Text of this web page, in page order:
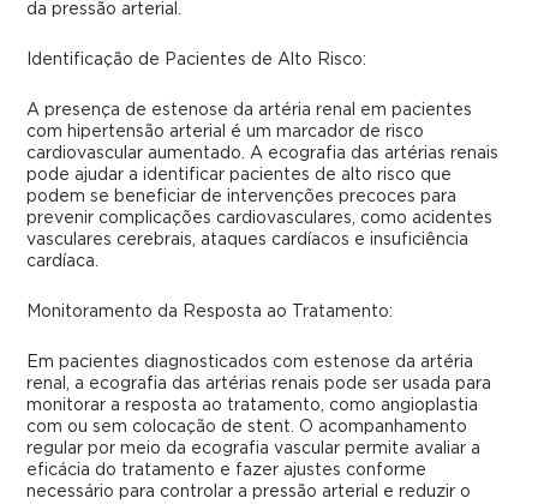
da pressão arterial.
Identificação de Pacientes de Alto Risco:
A presença de estenose da artéria renal em pacientes
com hipertensão arterial é um marcador de risco
cardiovascular aumentado. A ecografia das artérias renais
pode ajudar a identificar pacientes de alto risco que
podem se beneficiar de intervenções precoces para
prevenir complicações cardiovasculares, como acidentes
vasculares cerebrais, ataques cardíacos e insuficiência
cardíaca.
Monitoramento da Resposta ao Tratamento:
Em pacientes diagnosticados com estenose da artéria
renal, a ecografia das artérias renais pode ser usada para
monitorar a resposta ao tratamento, como angioplastia
com ou sem colocação de stent. O acompanhamento
regular por meio da ecografia vascular permite avaliar a
eficácia do tratamento e fazer ajustes conforme
necessário para controlar a pressão arterial e reduzir o